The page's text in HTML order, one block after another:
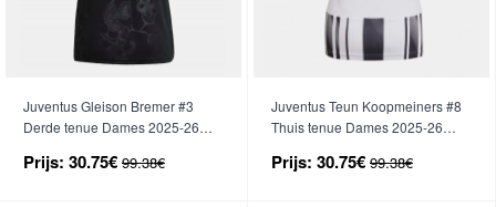
Juventus Gleison Bremer #3
Derde tenue Dames 2025-26
Prijs: 30.75€ 99.38€
Juventus Teun Koopmeiners #8
Thuis tenue Dames 2025-26
Prijs: 30.75€ 99.38€